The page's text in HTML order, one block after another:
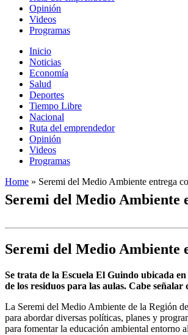
Opinión
Videos
Programas
Inicio
Noticias
Economía
Salud
Deportes
Tiempo Libre
Nacional
Ruta del emprendedor
Opinión
Videos
Programas
Home » Seremi del Medio Ambiente entrega
Seremi del Medio Ambiente
Seremi del Medio Ambiente
Se trata de la Escuela El Guindo ubicada
de los residuos para las aulas. Cabe
La Seremi del Medio Ambiente de la Región
para abordar diversas políticas, planes y
para fomentar la educación ambiental entorno